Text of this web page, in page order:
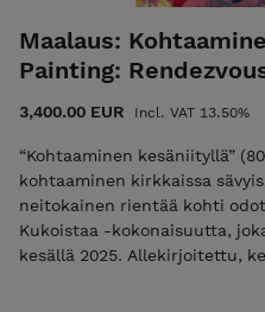
Maalaus:
Painting:
3,400.00 EUR Incl. VAT 13.50%
“Kohtaaminen kesäniityllä”
kohtaaminen kirkkaissa
neitokainen rientää kohti
Kukoistaa -kokonaisuutta,
kesällä 2025. Allekirjoitettu,